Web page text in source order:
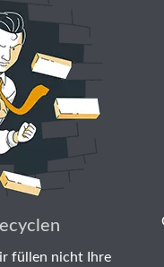
füllen nicht Ihre